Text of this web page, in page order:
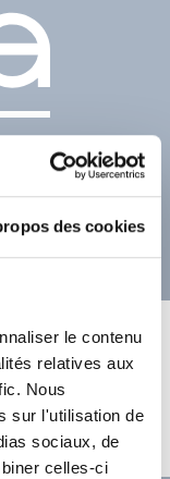
des cookies
le contenu
relatives aux
Nous
sur l'utilisation de
sociaux, de
celles-ci
DES
POST